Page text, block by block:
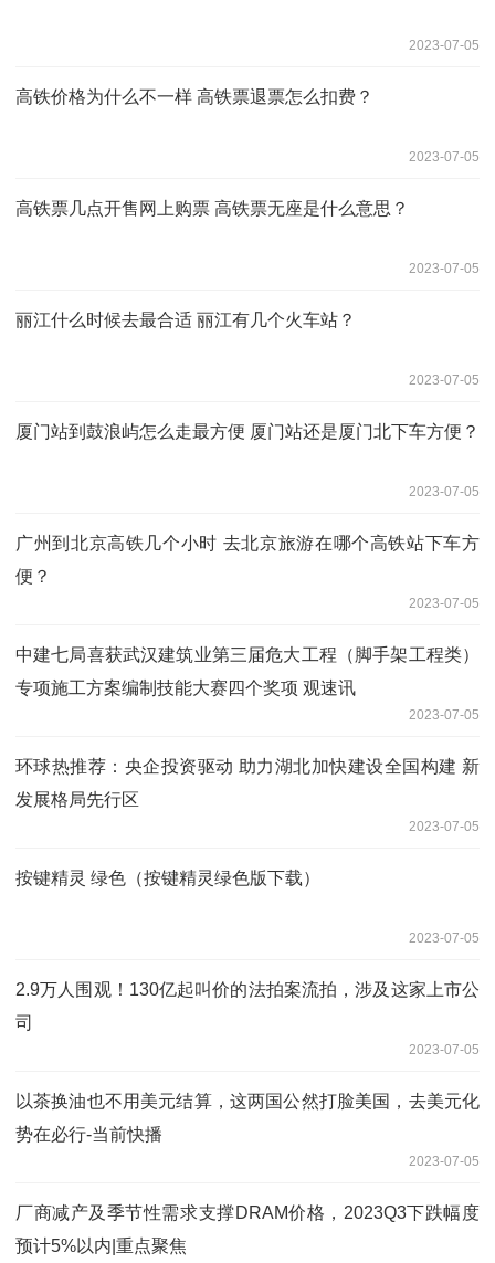
2023-07-05
高铁价格为什么不一样 高铁票退票怎么扣费？
2023-07-05
高铁票几点开售网上购票 高铁票无座是什么意思？
2023-07-05
丽江什么时候去最合适 丽江有几个火车站？
2023-07-05
厦门站到鼓浪屿怎么走最方便 厦门站还是厦门北下车方便？
2023-07-05
广州到北京高铁几个小时 去北京旅游在哪个高铁站下车方
便？
2023-07-05
中建七局喜获武汉建筑业第三届危大工程（脚手架工程类）
专项施工方案编制技能大赛四个奖项 观速讯
2023-07-05
环球热推荐：央企投资驱动 助力湖北加快建设全国构建 新
发展格局先行区
2023-07-05
按键精灵 绿色（按键精灵绿色版下载）
2023-07-05
2.9万人围观！130亿起叫价的法拍案流拍，涉及这家上市公
司
2023-07-05
以茶换油也不用美元结算，这两国公然打脸美国，去美元化
势在必行-当前快播
2023-07-05
厂商减产及季节性需求支撑DRAM价格，2023Q3下跌幅度
预计5%以内|重点聚焦